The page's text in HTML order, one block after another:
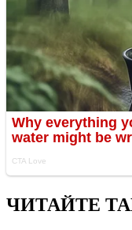
ЧИТАЙТЕ